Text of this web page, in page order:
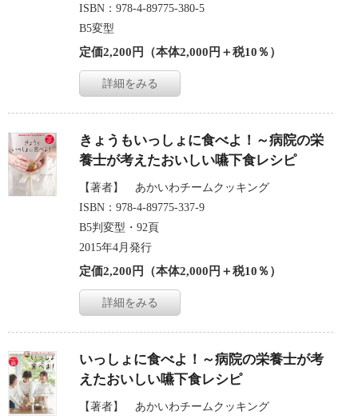
ISBN：978-4-89775-380-5
B5変型
定価2,200円（本体2,000円＋税10％）
詳細をみる
きょうもいっしょに食べよ！～病院の栄
養士が考えたおいしい嚥下食レシピ
【著者】 あかいわチームクッキング
ISBN：978-4-89775-337-9
B5判変型・92頁
2015年4月発行
定価2,200円（本体2,000円＋税10％）
詳細をみる
いっしょに食べよ！～病院の栄養士が考
えたおいしい嚥下食レシピ
【著者】 あかいわチームクッキング